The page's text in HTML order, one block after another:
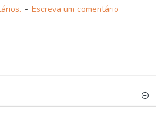
- Escreva um comentário